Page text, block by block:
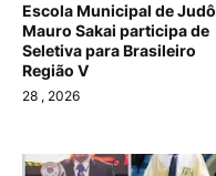
Escola Municipal de Judô
Mauro Sakai participa de
Seletiva para Brasileiro
Região V
28 , 2026